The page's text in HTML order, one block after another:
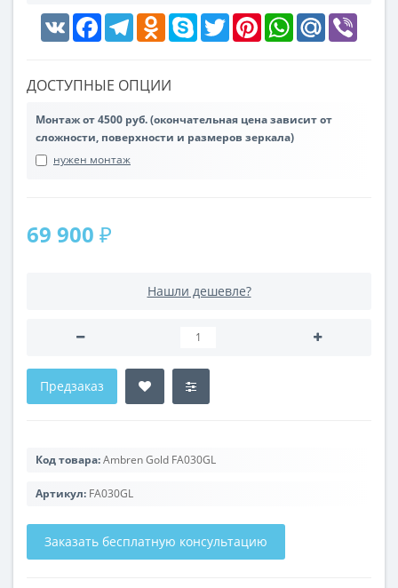
VK FacebookTelegramOdnoklassniki
Skype Twitter PinterestWhatsAppMail.Ru
ДОСТУПНЫЕ ОПЦИИ
Монтаж от 4500 руб. (окончательная цена зависит от
сложности, поверхности и размеров зеркала)
нужен монтаж
69 900 ₽
Нашли дешевле?
Предзаказ
Код товара:Ambren Gold FA030GL
Артикул: FA030GL
Заказать бесплатную консультацию